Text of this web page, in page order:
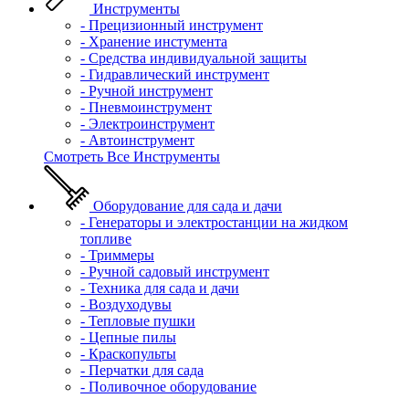
Инструменты
- Прецизионный инструмент
- Хранение инстумента
- Средства индивидуальной защиты
- Гидравлический инструмент
- Ручной инструмент
- Пневмоинструмент
- Электроинструмент
- Автоинструмент
Смотреть Все Инструменты
Оборудование для сада и дачи
- Генераторы и электростанции на жидком
топливе
- Триммеры
- Ручной садовый инструмент
- Техника для сада и дачи
- Воздуходувы
- Тепловые пушки
- Цепные пилы
- Краскопульты
- Перчатки для сада
- Поливочное оборудование